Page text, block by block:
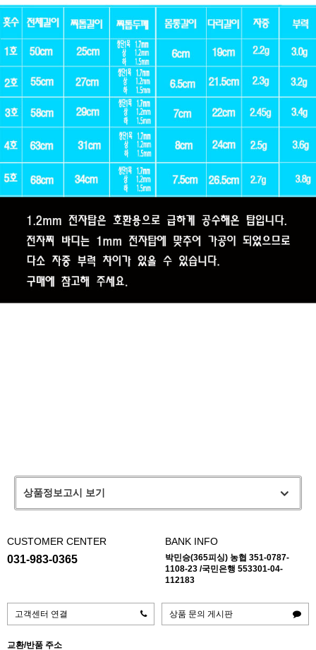
상품정보고시 보기
CUSTOMER CENTER
031-983-0365
BANK INFO
박민승(365피싱) 농협 351-0787-
1108-23 /국민은행 553301-04-
112183
고객센터 연결 상품 문의 게시판
교환/반품 주소